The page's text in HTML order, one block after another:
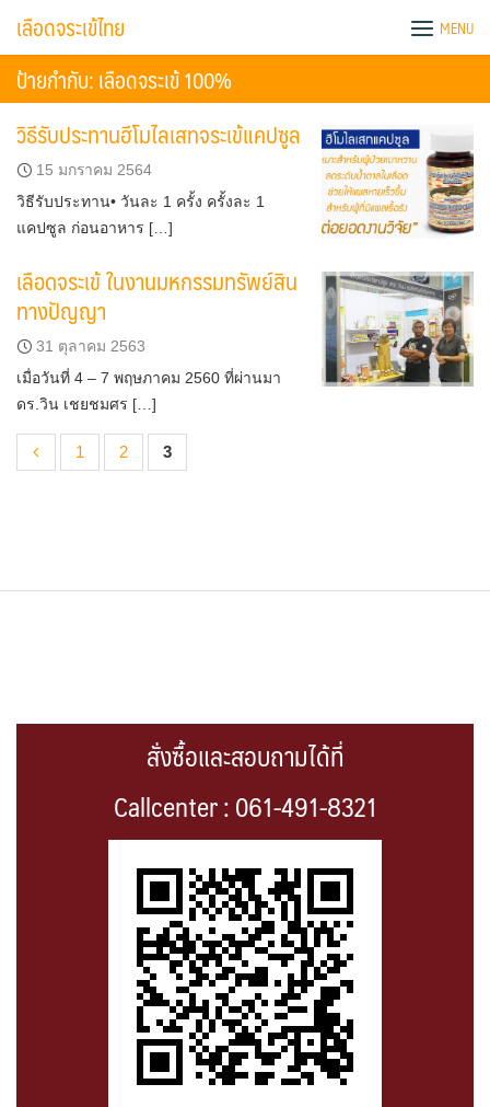
เลือดจระเข้ไทย MENU
ป้ายกำกับ:เลือดจระเข้ 100%
วิธีรับประทานฮีโมไลเสทจระเข้แคปซูล
15 มกราคม 2564
วิธีรับประทาน• วันละ 1 ครั้ง ครั้งละ 1
แคปซูล ก่อนอาหาร […]
เลือดจระเข้ ในงานมหกรรมทรัพย์สิน
ทางปัญญา
31 ตุลาคม 2563
เมื่อวันที่ 4 – 7 พฤษภาคม 2560 ที่ผ่านมา
ดร.วิน เชยชมศร […]
1 2 3
สั่งซื้อและสอบถามได้ที่
Callcenter : 061-491-8321